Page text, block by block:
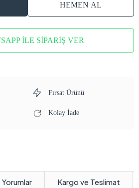
HEMEN AL
İLE SİPARİŞ VER
Fırsat Ürünü
Kolay İade
Yorumlar Kargo ve Teslimat